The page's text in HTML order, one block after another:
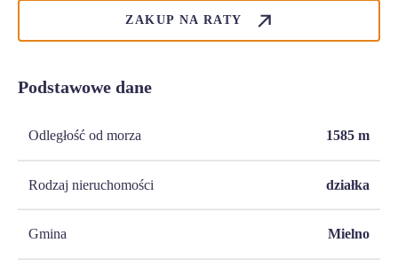
ZAKUP NA RATY
Podstawowe dane
Odległość od morza 1585 m
Rodzaj nieruchomości działka
Gmina Mielno